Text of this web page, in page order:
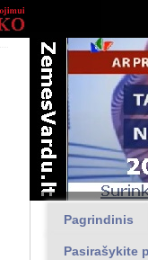
Pagrindinis
Pasirašykite